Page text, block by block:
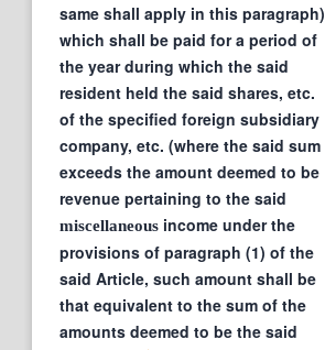
same shall apply in this paragraph)
which shall be paid for a period of
the year during which the said
resident held the said shares, etc.
of the specified foreign subsidiary
company, etc. (where the said sum
exceeds the amount deemed to be
revenue pertaining to the said
miscellaneous income under the
provisions of paragraph (1) of the
said Article, such amount shall be
that equivalent to the sum of the
amounts deemed to be the said